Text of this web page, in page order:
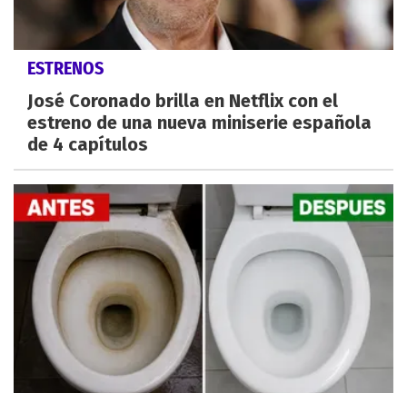
ESTRENOS
José Coronado brilla en Netflix con el
estreno de una nueva miniserie española
de 4 capítulos